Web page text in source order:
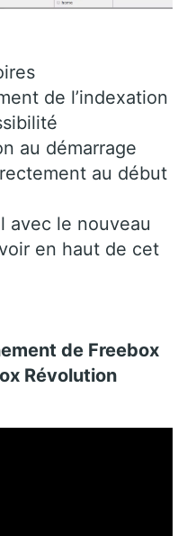
de l’indexation
au démarrage
au début
avec le nouveau
en haut de cet
de Freebox
Révolution